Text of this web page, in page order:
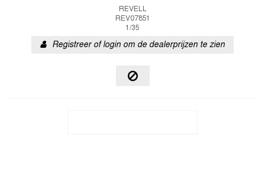
REVELL
REV07851
1/35
Registreer of login om de dealerprijzen te zien